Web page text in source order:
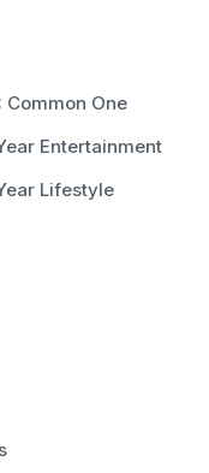
Common One
Entertainment
Lifestyle